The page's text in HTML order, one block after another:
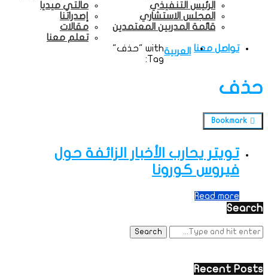
الرئيس التنفيذي
المجلس الاستشاري
قائمة المدربين المعتمدين
مالتي ميديا
إصدراتنا
مقالات
تعلم معنا
تواصل معنا العربيةwith "حذف"
Tag:
حذف
Bookmark
تويتر يحارب الأخبار الزائفة حول
فيروس كورونا
Read more
Search
Recent Posts